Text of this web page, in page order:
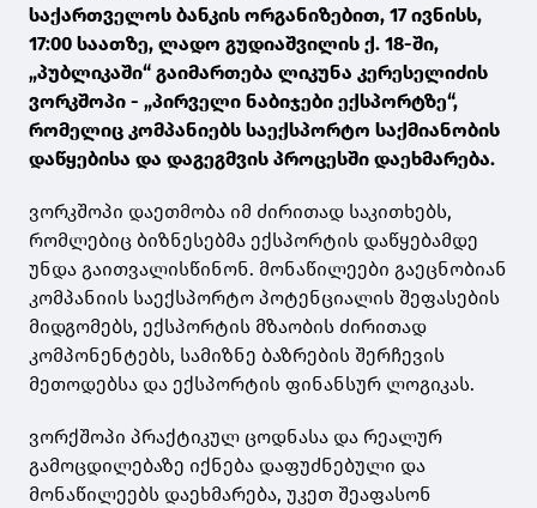
საქართველოს ბანკის ორგანიზებით, 17 ივნისს,
17:00 საათზე, ლადო გუდიაშვილის ქ. 18-ში,
„პუბლიკაში“ გაიმართება ლიკუნა კერესელიძის
ვორკშოპი - „პირველი ნაბიჯები ექსპორტზე“,
რომელიც კომპანიებს საექსპორტო საქმიანობის
დაწყებისა და დაგეგმვის პროცესში დაეხმარება.
ვორკშოპი დაეთმობა იმ ძირითად საკითხებს,
რომლებიც ბიზნესებმა ექსპორტის დაწყებამდე
უნდა გაითვალისწინონ. მონაწილეები გაეცნობიან
კომპანიის საექსპორტო პოტენციალის შეფასების
მიდგომებს, ექსპორტის მზაობის ძირითად
კომპონენტებს, სამიზნე ბაზრების შერჩევის
მეთოდებსა და ექსპორტის ფინანსურ ლოგიკას.
ვორქშოპი პრაქტიკულ ცოდნასა და რეალურ
გამოცდილებაზე იქნება დაფუძნებული და
მონაწილეებს დაეხმარება, უკეთ შეაფასონ